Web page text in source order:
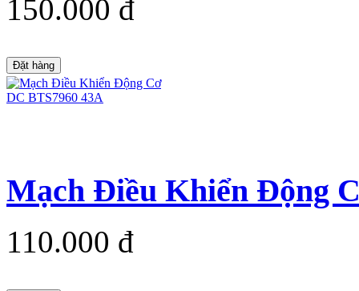
150.000 đ
Đặt hàng
Mạch Điều Khiển Động
110.000 đ